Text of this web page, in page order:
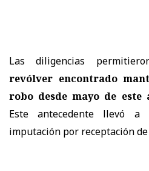
Las diligencias
revólver encontrado
robo desde mayo de este
Este antecedente llevó a
imputación por receptación